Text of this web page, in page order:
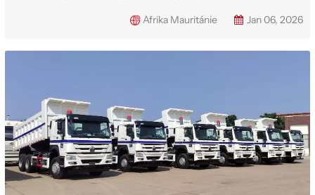
HOWO NX 25CBM. Všechny jednotky jsou 100% přizpůsobeny a budou
Afrika Mauritánie Jan 06, 2026